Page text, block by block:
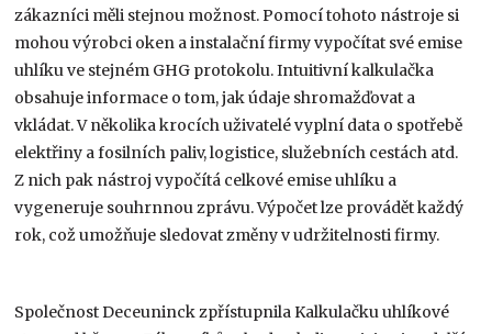
zákazníci měli stejnou možnost. Pomocí tohoto nástroje si
mohou výrobci oken a instalační firmy vypočítat své emise
uhlíku ve stejném GHG protokolu. Intuitivní kalkulačka
obsahuje informace o tom, jak údaje shromažďovat a
vkládat. V několika krocích uživatelé vyplní data o spotřebě
elektřiny a fosilních paliv, logistice, služebních cestách atd.
Z nich pak nástroj vypočítá celkové emise uhlíku a
vygeneruje souhrnnou zprávu. Výpočet lze provádět každý
rok, což umožňuje sledovat změny v udržitelnosti firmy.
Společnost Deceuninck zpřístupnila Kalkulačku uhlíkové